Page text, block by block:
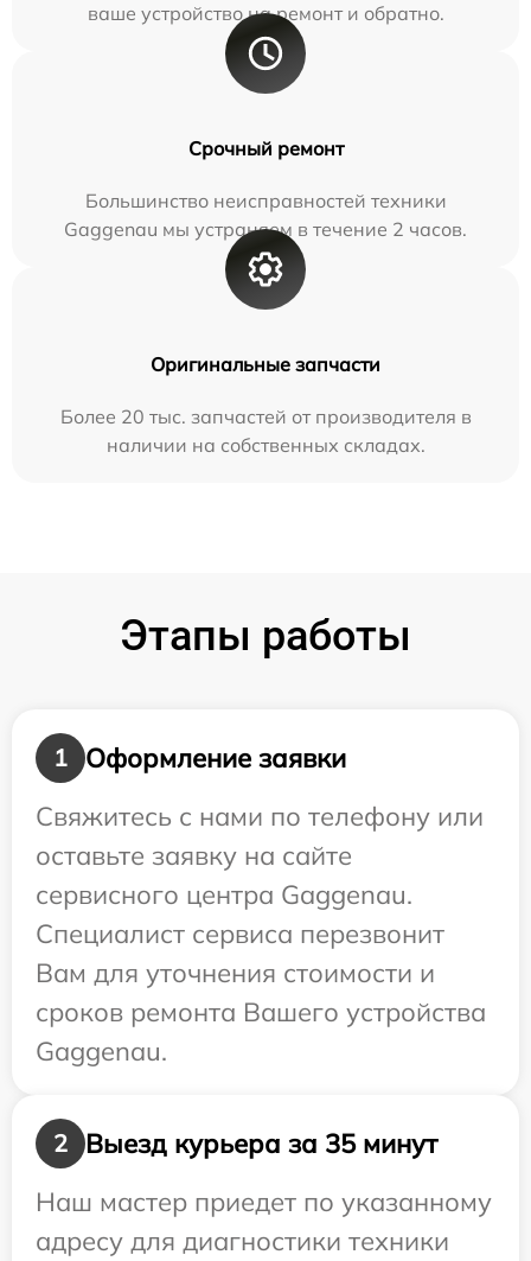
ваше устройство на ремонт и обратно.
Срочный ремонт
Большинство неисправностей техники
Gaggenau мы устраняем в течение 2 часов.
Оригинальные запчасти
Более 20 тыс. запчастей от производителя в
наличии на собственных складах.
Этапы работы
1
Оформление заявки
Свяжитесь с нами по телефону или
оставьте заявку на сайте
сервисного центра Gaggenau.
Специалист сервиса перезвонит
Вам для уточнения стоимости и
сроков ремонта Вашего устройства
Gaggenau.
2
Выезд курьера за 35 минут
Наш мастер приедет по указанному
адресу для диагностики техники